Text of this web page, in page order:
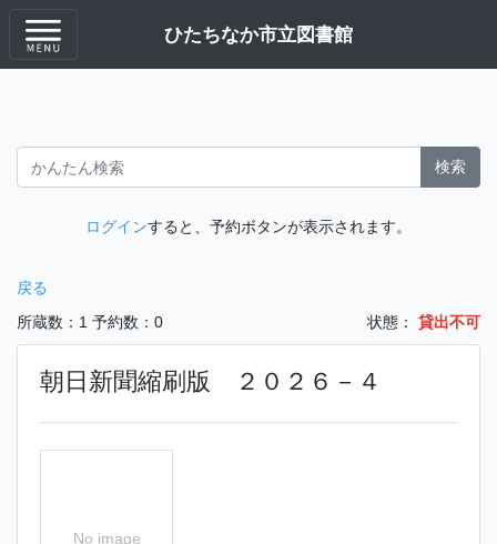
ひたちなか市立図書館
検索
ログインすると、予約ボタンが表示されます。
戻る
所蔵数：1 予約数：0 状態： 貸出不可
朝日新聞縮刷版 ２０２６－４
No image